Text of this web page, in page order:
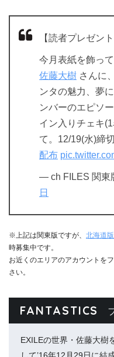
【読者プレゼント
今月表紙を飾っ
佐藤大樹 さんに
ンタの魅力、夢
ンバーのエピソ
イン入りチェキ
て。12/19(水)締切
配布
— ch FILES 関東
日
※上記は関東版ですが、 北海道版
時募集中です。
お近くのエリアのアカウントを
さい。
FANTASTICS
EXILEの世界・佐藤大樹